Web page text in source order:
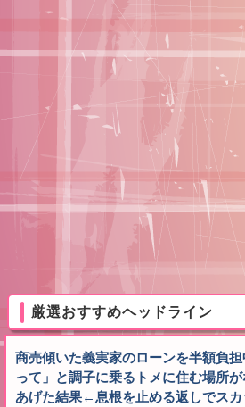
厳選おすすめヘッドライン
商売傾いた義実家のローンを半額負
って」と調子に乗るトメに住む場所
あげた結果←息根を止める返しでスカ